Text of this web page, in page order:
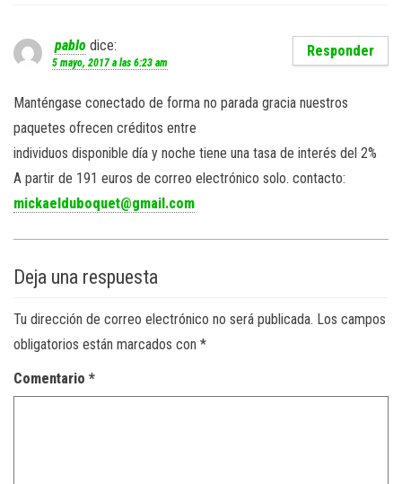
pablo dice:
5 mayo, 2017 a las 6:23 am
Manténgase conectado de forma no parada gracia nuestros
paquetes ofrecen créditos entre
individuos disponible día y noche tiene una tasa de interés del 2%
A partir de 191 euros de correo electrónico solo. contacto:
mickaelduboquet@gmail.com
Responder
Deja una respuesta
Tu dirección de correo electrónico no será publicada. Los campos
obligatorios están marcados con *
Comentario *